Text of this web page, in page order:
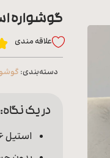
گوشواره
علاقه‌ مندی
دسته‌بندی:
در یک نگاه:
استیل 316